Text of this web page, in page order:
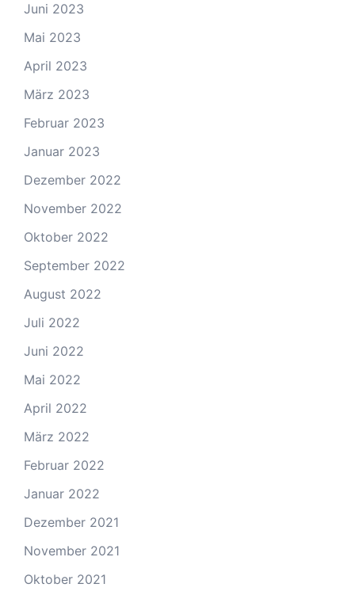
Juni 2023
Mai 2023
April 2023
März 2023
Februar 2023
Januar 2023
Dezember 2022
November 2022
Oktober 2022
September 2022
August 2022
Juli 2022
Juni 2022
Mai 2022
April 2022
März 2022
Februar 2022
Januar 2022
Dezember 2021
November 2021
Oktober 2021